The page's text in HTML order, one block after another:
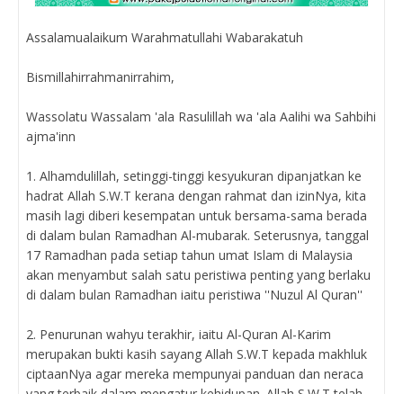
Assalamualaikum Warahmatullahi Wabarakatuh
Bismillahirrahmanirrahim,
Wassolatu Wassalam 'ala Rasulillah wa 'ala Aalihi wa Sahbihi
ajma'inn
1. Alhamdulillah, setinggi-tinggi kesyukuran dipanjatkan ke
hadrat Allah S.W.T kerana dengan rahmat dan izinNya, kita
masih lagi diberi kesempatan untuk bersama-sama berada
di dalam bulan Ramadhan Al-mubarak. Seterusnya, tanggal
17 Ramadhan pada setiap tahun umat Islam di Malaysia
akan menyambut salah satu peristiwa penting yang berlaku
di dalam bulan Ramadhan iaitu peristiwa ''Nuzul Al Quran''
2. Penurunan wahyu terakhir, iaitu Al-Quran Al-Karim
merupakan bukti kasih sayang Allah S.W.T kepada makhluk
ciptaanNya agar mereka mempunyai panduan dan neraca